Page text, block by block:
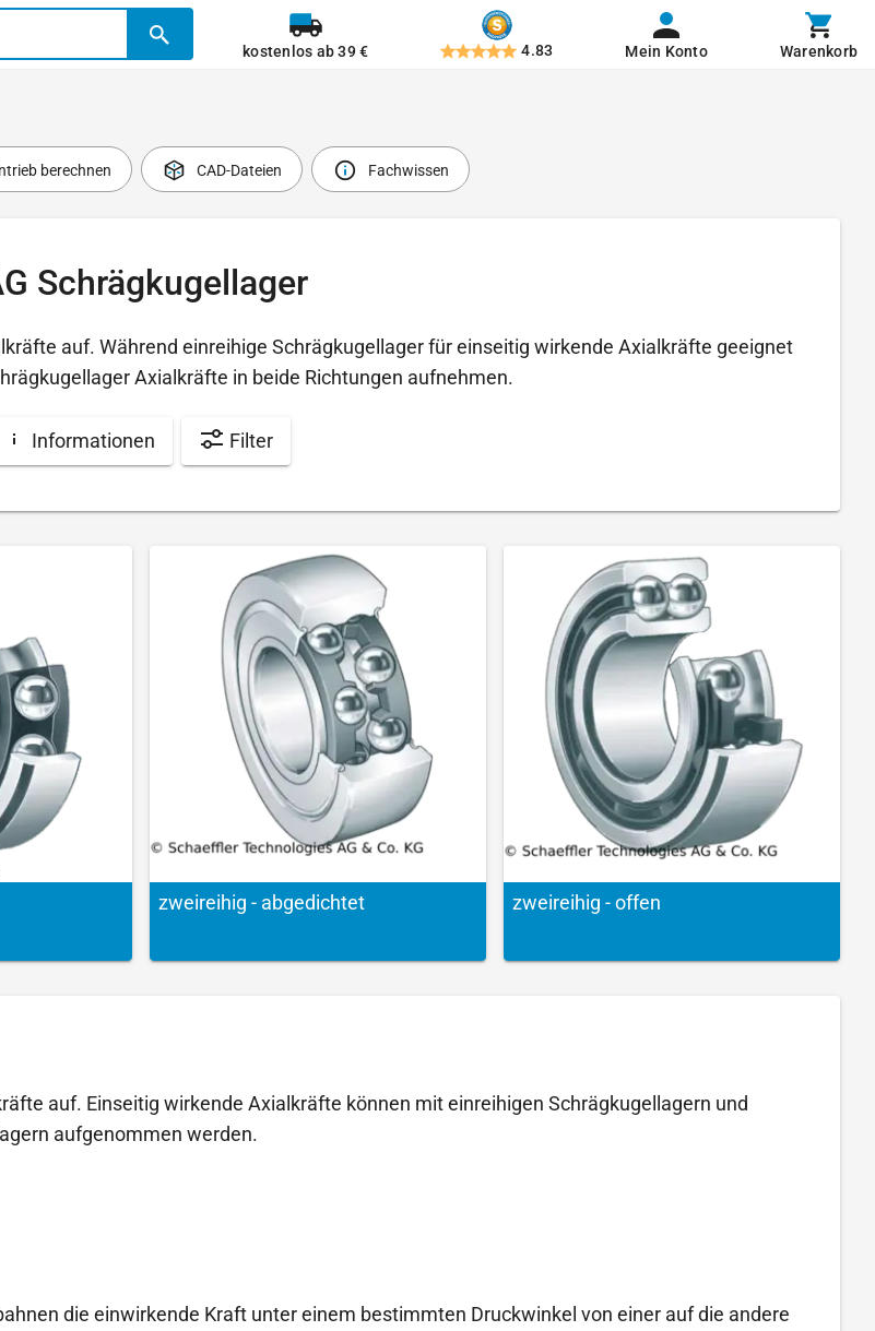
kostenlos ab 39 € 4.83 Mein Konto Warenkorb
berechnen CAD-Dateien Fachwissen
Schrägkugellager
auf. Während einreihige Schrägkugellager für einseitig wirkende Axialkräfte geeignet
Axialkräfte in beide Richtungen aufnehmen.
Informationen Filter
zweireihig - abgedichtet zweireihig - offen
auf. Einseitig wirkende Axialkräfte können mit einreihigen Schrägkugellagern und
aufgenommen werden.
die einwirkende Kraft unter einem bestimmten Druckwinkel von einer auf die andere